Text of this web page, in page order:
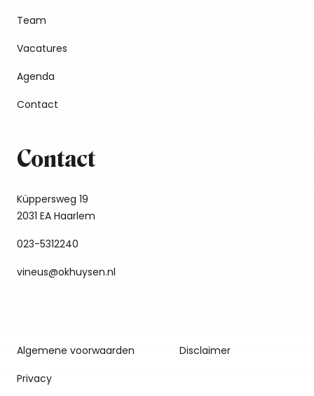
Team
Vacatures
Agenda
Contact
Contact
Küppersweg 19
2031 EA Haarlem
023-5312240
vineus@okhuysen.nl
Algemene voorwaarden
Disclaimer
Privacy